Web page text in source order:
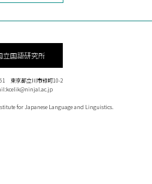
立国語研究所
東京都立川市緑町10-2
for Japanese Language and Linguistics.